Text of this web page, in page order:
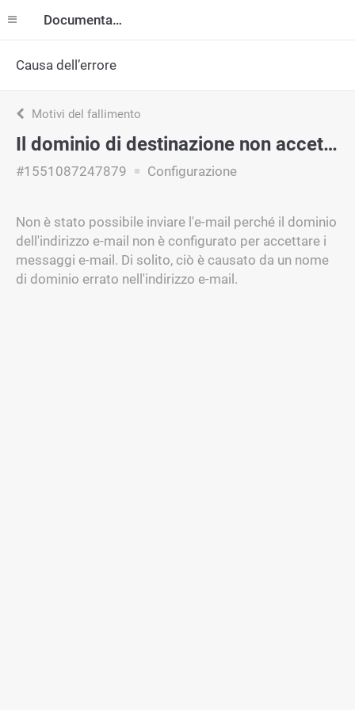
Documentazione
Causa dell’errore
Motivi del fallimento
Il dominio di destinazione non accetta la posta
#1551087247879 Configurazione
Non è stato possibile inviare l'e-mail perché il dominio
dell'indirizzo e-mail non è configurato per accettare i
messaggi e-mail. Di solito, ciò è causato da un nome
di dominio errato nell'indirizzo e-mail.